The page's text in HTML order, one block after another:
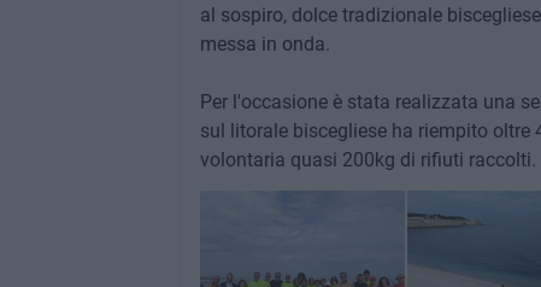
al sospiro, dolce tradizionale
messa in onda.
Per l'occasione è stata realizzata una
sul litorale biscegliese ha riempito
volontaria quasi 200kg di rifiuti raccolti.